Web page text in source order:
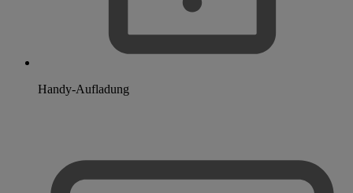
Handy-Aufladung